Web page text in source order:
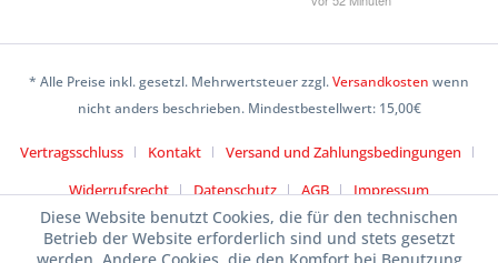
* Alle Preise inkl. gesetzl. Mehrwertsteuer zzgl.Versandkosten wenn
nicht anders beschrieben. Mindestbestellwert: 15,00€
Vertragsschluss Kontakt
Versand und Zahlungsbedingungen
Widerrufsrecht
Datenschutz AGB Impressum
Diese Website benutzt Cookies, die für den technischen
Betrieb der Website erforderlich sind und stets gesetzt